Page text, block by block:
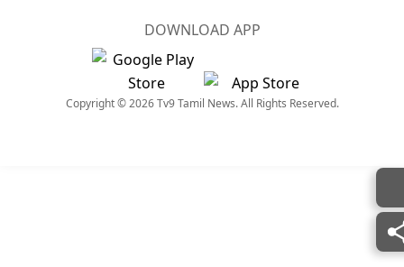
DOWNLOAD APP
Copyright © 2026 Tv9 Tamil News. All Rights Reserved.